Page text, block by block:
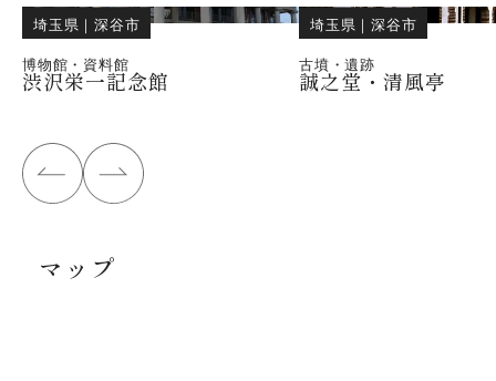
埼玉県 ｜深谷市
博物館・資料館
渋沢栄一記念館
埼玉県 ｜深谷市
古墳・遺跡
誠之堂・清風亭
マップ